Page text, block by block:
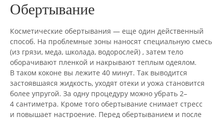
Обертывание
Косметические обертывания — еще один действенный
способ. На проблемные зоны наносят специальную смесь
(из грязи, меда, школада, водорослей) , затем тело
оборачивают пленкой и накрывают теплым одеялом.
В таком коконе вы лежите 40 минут. Так выводится
застоявшаяся жидкость, уходят отеки и уожа становится
более упругой. За одну процедуру можно убрать 2–
4 сантиметра. Кроме того обертывание снимает стресс
и повышает настроение. Перед обертыванием и после